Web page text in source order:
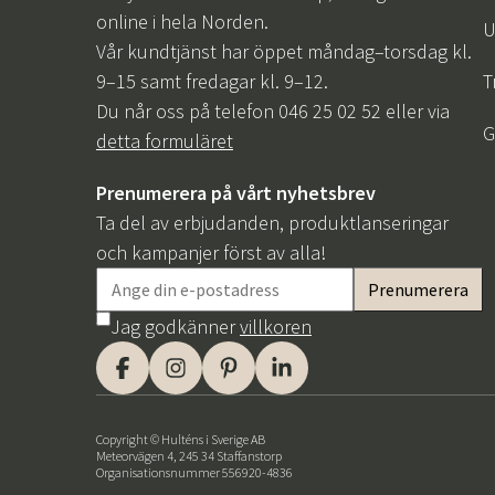
online i hela Norden.
Vår kundtjänst har öppet måndag–torsdag kl.
9–15 samt fredagar kl. 9–12.
Du når oss på telefon 046 25 02 52 eller via
detta formuläret
Prenumerera på vårt nyhetsbrev
Ta del av erbjudanden, produktlanseringar
och kampanjer först av alla!
Jag godkännervillkoren
Copyright © Hulténs i Sverige AB
Meteorvägen 4, 245 34 Staffanstorp
Organisationsnummer 556920-4836